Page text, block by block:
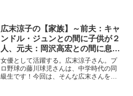
広末涼子の【家族】～前夫：キャ
ンドル・ジュンとの間に子供が２
人、元夫：岡沢高宏との間に息子
が１人
女優として活躍する。広末涼子さん。プ
ロ野球の藤川球児さんは、中学時代の同
級生です！今回は、そんな広末さんを取